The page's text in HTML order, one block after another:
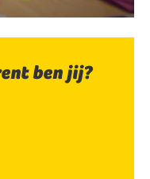
ben jij?